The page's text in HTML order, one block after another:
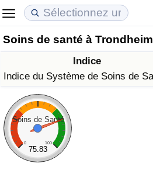
Soins de santé à Trondheim
Indice
Indice du Système de Soins de
Soins de Santé
0 100
75.83
Coût de la vie
Indice du Coût de la Vie (Actuel)
Indice du Coût de la Vie
Indice du coût de la vie par pays
à Akaba
Prix de l'immobilier
Indice des Prix de l'immobilier
Indice des Prix de l'immobilier
Indice des Prix de l'immobilier
Qualité de Vie
Indice de Qualité de Vie
Indice de Qualité de Vie (Actuel)
Indice de qualité de vie par pays
Criminalité